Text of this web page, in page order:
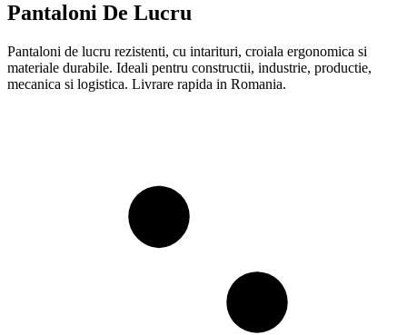
Pantaloni De Lucru
Pantaloni de lucru rezistenti, cu intarituri, croiala ergonomica si
materiale durabile. Ideali pentru constructii, industrie, productie,
mecanica si logistica. Livrare rapida in Romania.